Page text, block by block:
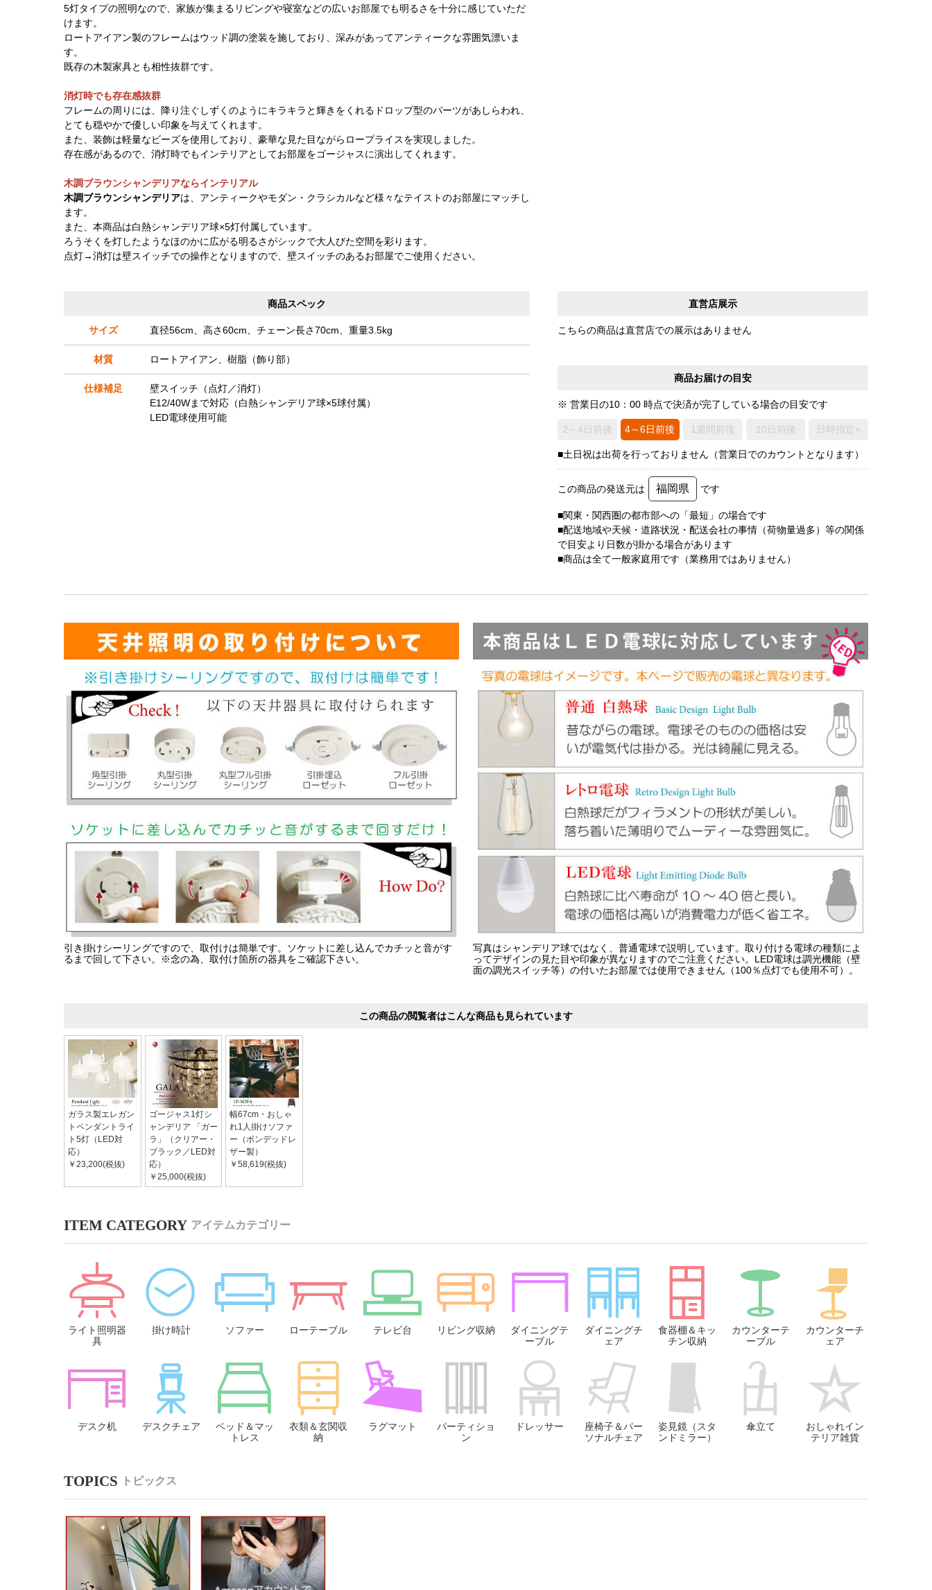
5灯タイプの照明なので、家族が集まるリビングや寝室などの広いお部屋でも明るさを十分に感じていただ
けます。
ロートアイアン製のフレームはウッド調の塗装を施しており、深みがあってアンティークな雰囲気漂いま
す。
既存の木製家具とも相性抜群です。
消灯時でも存在感抜群
フレームの周りには、降り注ぐしずくのようにキラキラと輝きをくれるドロップ型のパーツがあしらわれ、
とても穏やかで優しい印象を与えてくれます。
また、装飾は軽量なビーズを使用しており、豪華な見た目ながらロープライスを実現しました。
存在感があるので、消灯時でもインテリアとしてお部屋をゴージャスに演出してくれます。
木調ブラウンシャンデリアならインテリアル
木調ブラウンシャンデリアは、アンティークやモダン・クラシカルなど様々なテイストのお部屋にマッチし
ます。
また、本商品は白熱シャンデリア球×5灯付属しています。
ろうそくを灯したようなほのかに広がる明るさがシックで大人びた空間を彩ります。
点灯→消灯は壁スイッチでの操作となりますので、壁スイッチのあるお部屋でご使用ください。
直営店展示
こちらの商品は直営店での展示はありません
商品お届けの目安
※ 営業日の10：00 時点で決済が完了している場合の目安です
2～4日前後 4～6日前後 1週間前後 10日前後 日時指定×
■土日祝は出荷を行っておりません（営業日でのカウントとなります）
この商品の発送元は 福岡県 です
■関東・関西圏の都市部への「最短」の場合です
■配送地域や天候・道路状況・配送会社の事情（荷物量過多）等の関係
で目安より日数が掛かる場合があります
■商品は全て一般家庭用です（業務用ではありません）
商品スペック
サイズ 直径56cm、高さ60cm、チェーン長さ70cm、重量3.5kg
材質 ロートアイアン、樹脂（飾り部）
仕様補足
壁スイッチ（点灯／消灯）
E12/40Wまで対応（白熱シャンデリア球×5球付属）
LED電球使用可能
引き掛けシーリングですので、取付けは簡単です。ソケットに差し込んでカチッと音がす
るまで回して下さい。※念の為、取付け箇所の器具をご確認下さい。
写真はシャンデリア球ではなく、普通電球で説明しています。取り付ける電球の種類によ
ってデザインの見た目や印象が異なりますのでご注意ください。LED電球は調光機能（壁
面の調光スイッチ等）の付いたお部屋では使用できません（100％点灯でも使用不可）。
この商品の閲覧者はこんな商品も見られています
ガラス製エレガン
トペンダントライ
ト5灯（LED対
応）
￥23,200(税抜)
ゴージャス1灯シ
ャンデリア 「ガー
ラ」（クリアー・
ブラック／LED対
応）
￥25,000(税抜)
幅67cm・おしゃ
れ1人掛けソファ
ー（ボンデッドレ
ザー製）
￥58,619(税抜)
アイテムカテゴリー
ライト照明器
具
掛け時計 ソファー ローテーブル テレビ台 リビング収納
ダイニングテ
ーブル
ダイニングチ
ェア
食器棚＆キッ
チン収納
カウンターテ
ーブル
カウンターチ
ェア
デスク机 デスクチェア
ベッド＆マッ
トレス
衣類＆玄関収
納
ラグマット
パーティショ
ン
ドレッサー
座椅子＆パー
ソナルチェア
姿見鏡（スタ
ンドミラー）
傘立て
おしゃれイン
テリア雑貨
トピックス